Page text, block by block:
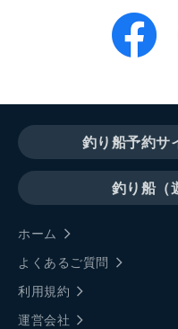
釣り船予約サ
釣り船（
ホーム
よくあるご質問
利用規約
運営会社